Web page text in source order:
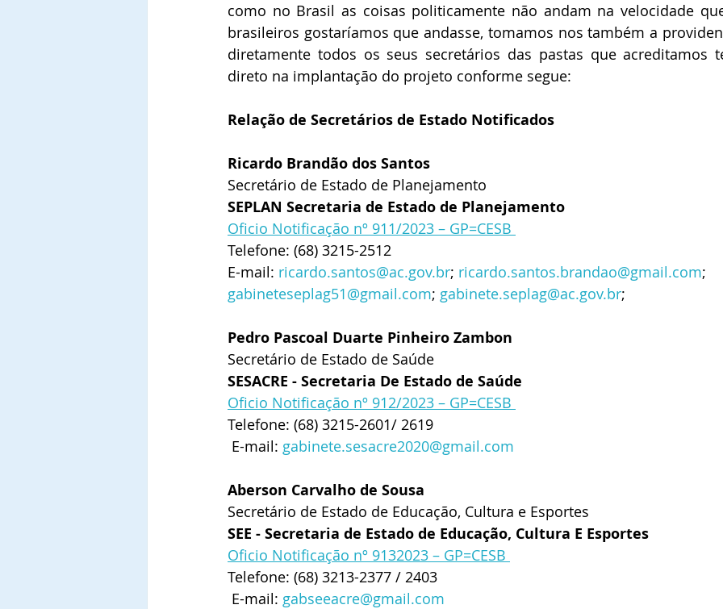
como no Brasil as coisas politicamente não andam na velocidade
brasileiros gostaríamos que andasse, tomamos nos também a
diretamente todos os seus secretários das pastas que acreditamos
direto na implantação do projeto conforme segue:
Relação de Secretários de Estado Notificados
Ricardo Brandão dos Santos
Secretário de Estado de Planejamento
SEPLAN Secretaria de Estado de Planejamento
Oficio Notificação nº 911/2023 – GP=CESB
Telefone: (68) 3215-2512
E-mail: ricardo.santos@ac.gov.br; ricardo.santos.brandao@gmail.com;
gabineteseplag51@gmail.com; gabinete.seplag@ac.gov.br;
Pedro Pascoal Duarte Pinheiro Zambon
Secretário de Estado de Saúde
SESACRE - Secretaria De Estado de Saúde
Oficio Notificação nº 912/2023 – GP=CESB
Telefone: (68) 3215-2601/ 2619
E-mail: gabinete.sesacre2020@gmail.com
Aberson Carvalho de Sousa
Secretário de Estado de Educação, Cultura e Esportes
SEE - Secretaria de Estado de Educação, Cultura E Esportes
Oficio Notificação nº 9132023 – GP=CESB
Telefone: (68) 3213-2377 / 2403
E-mail: gabseeacre@gmail.com